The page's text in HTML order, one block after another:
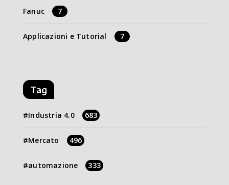
Fanuc 7
Applicazioni e Tutorial 7
Tag
Industria 4.0 683
Mercato 496
automazione 333